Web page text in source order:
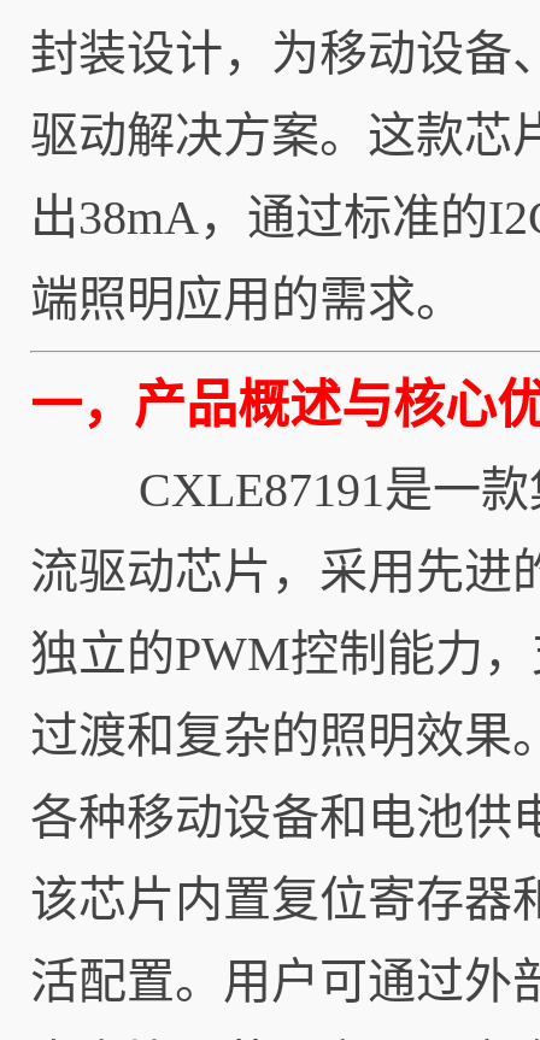
封装设计，为移动设备
驱动解决方案。这款芯
出38mA，通过标准的
端照明应用的需求。
一，产品概述与核心
CXLE87191是一款
流驱动芯片，采用先进
独立的PWM控制能力
过渡和复杂的照明效果
各种移动设备和电池供
该芯片内置复位寄存器
活配置。用户可通过外